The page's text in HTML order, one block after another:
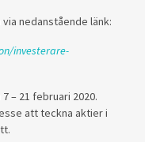
nedanstående länk:
investerare-
– 21 februari 2020.
att teckna aktier i